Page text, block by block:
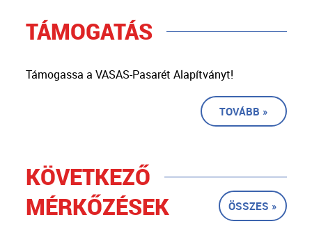
TÁMOGATÁS
Támogassa a VASAS-Pasarét Alapítványt!
TOVÁBB »
KÖVETKEZŐ
MÉRKŐZÉSEK
ÖSSZES »